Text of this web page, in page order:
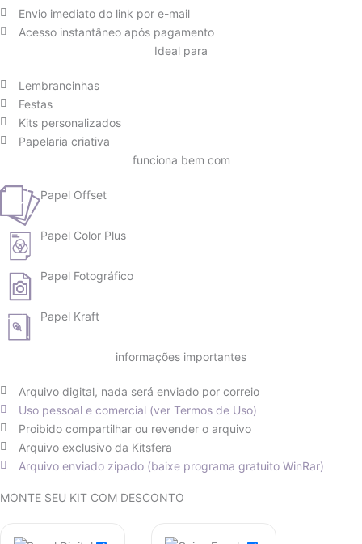
dos
Pais
Envio imediato do link por e-mail
Acesso instantâneo após pagamento
Ideal para
Lembrancinhas
Festas
Kits personalizados
Papelaria criativa
funciona bem com
Papel Offset
Papel Color Plus
Papel Fotográfico
Papel Kraft
informações importantes
Arquivo digital, nada será enviado por correio
Uso pessoal e comercial (ver Termos de Uso)
Proibido compartilhar ou revender o arquivo
Arquivo exclusivo da Kitsfera
Arquivo enviado zipado (baixe programa gratuito WinRar)
MONTE SEU KIT COM DESCONTO
O
O